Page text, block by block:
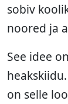
sobiv
noored ja
See idee
on selle